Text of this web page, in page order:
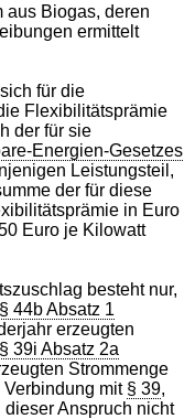
aus Biogas, deren
ermittelt
für die
Flexibilitätsprämie
der für sie
Energien-Gesetzes
Leistungsteil,
der für diese
in Euro
Euro je Kilowatt
besteht nur,
§ 44b Absatz 1
erzeugten
§ 39i Absatz 2a
Strommenge
Verbindung mit § 39,
dieser Anspruch nicht